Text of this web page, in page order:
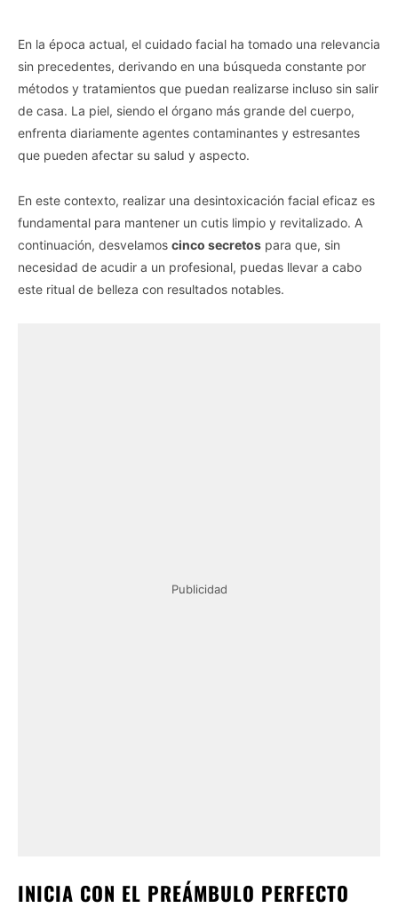
En la época actual, el cuidado facial ha tomado una relevancia
sin precedentes, derivando en una búsqueda constante por
métodos y tratamientos que puedan realizarse incluso sin salir
de casa. La piel, siendo el órgano más grande del cuerpo,
enfrenta diariamente agentes contaminantes y estresantes
que pueden afectar su salud y aspecto.
En este contexto, realizar una desintoxicación facial eficaz es
fundamental para mantener un cutis limpio y revitalizado. A
continuación, desvelamos cinco secretos para que, sin
necesidad de acudir a un profesional, puedas llevar a cabo
este ritual de belleza con resultados notables.
Publicidad
INICIA CON EL PREÁMBULO PERFECTO